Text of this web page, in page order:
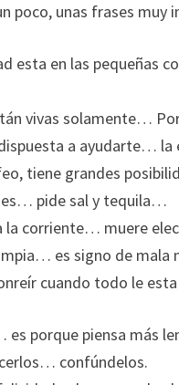
poco, unas frases
esta en las pequeñas
vivas solamente…
a ayudarte…
tiene grandes
pide sal y tequila…
la corriente… muere
es signo de mala
cuando todo le
porque piensa más
confúndelos.